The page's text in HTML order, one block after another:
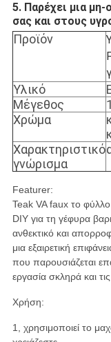
5. Παρέχει μια μη-
σας και στους
Προϊόν
Υλικό
Μέγεθος
Χρώμα
Χαρακτηριστικό
γνώρισμα
Featurer:
Teak VA faux το φύλλο
DIY για τη γέφυρα
ανθεκτικό και
μια εξαιρετική
που παρουσιάζεται
εργασία σκληρά και
Χρήση:
1, χρησιμοποιεί το